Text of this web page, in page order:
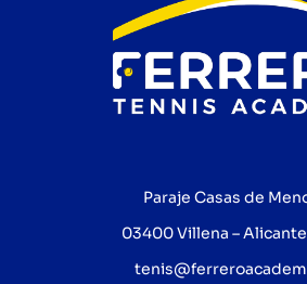
Paraje Casas de
03400 Villena –